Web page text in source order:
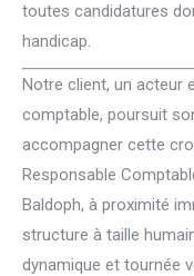
toutes candidatures
handicap.
Notre client, un acteur
comptable, poursuit
accompagner cette
Responsable
Baldoph, à proximité
structure à taille
dynamique et tournée